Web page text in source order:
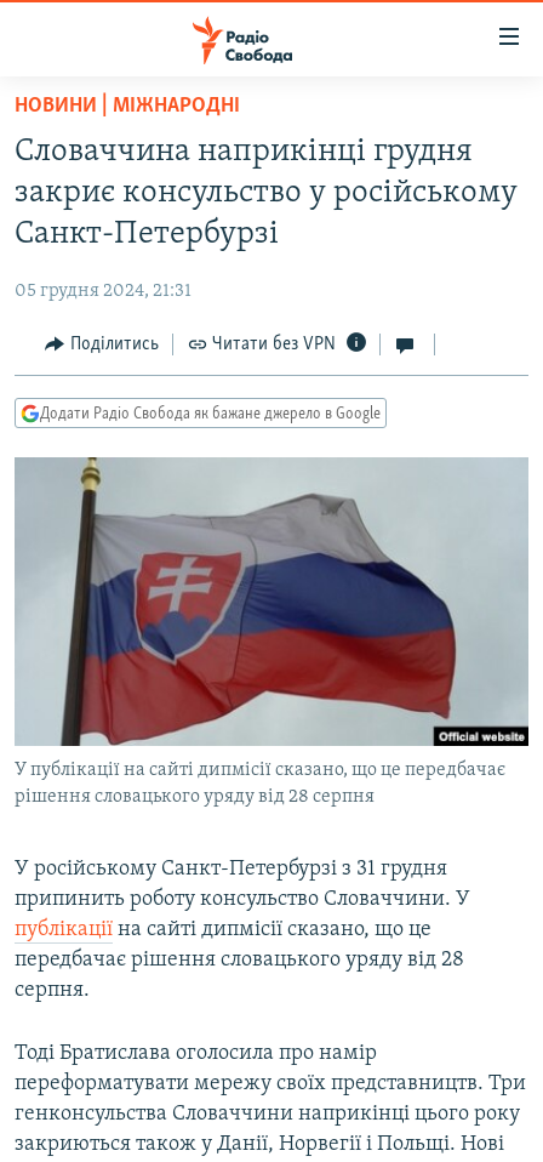
Перейти
основного
матеріалу
Перейти
до
основної
навігації
Перейти
до
пошуку
СТАТТІ
ЕКОНОМІКА
СУСПІЛЬСТВО
УКРАЇНА
РОСІЙСЬКА «ФІЛЬТРАЦІЯ»
ДОНБАС.РЕАЛІЇ
ТИ ЯК?
СХЕМИ
КИТАЙ.ВИКЛИКИ
МУЛЬТИМЕДІА
ФОТО
СПЕЦПРОЄКТИ
ПОДКАСТИ
КРИМ РЕАЛІЇ
РУС
КТАТ
ДОЛУЧАЙСЯ!
Усі сайти RFE/RL
НОВИНИ | МІЖНАРОДНІ
Словаччина наприкінці грудня
закриє консульство у російському
Санкт-Петербурзі
05 грудня 2024, 21:31
Поділитись Читати без VPN
Додати Радіо Свобода як бажане джерело в Google
У публікації на сайті дипмісії сказано, що це передбачає
рішення словацького уряду від 28 серпня
У російському Санкт-Петербурзі з 31 грудня
припинить роботу консульство Словаччини. У
публікації на сайті дипмісії сказано, що це
передбачає рішення словацького уряду від 28
серпня.
Тоді Братислава оголосила про намір
переформатувати мережу своїх представництв. Три
генконсульства Словаччини наприкінці цього року
закриються також у Данії, Норвегії і Польщі. Нові